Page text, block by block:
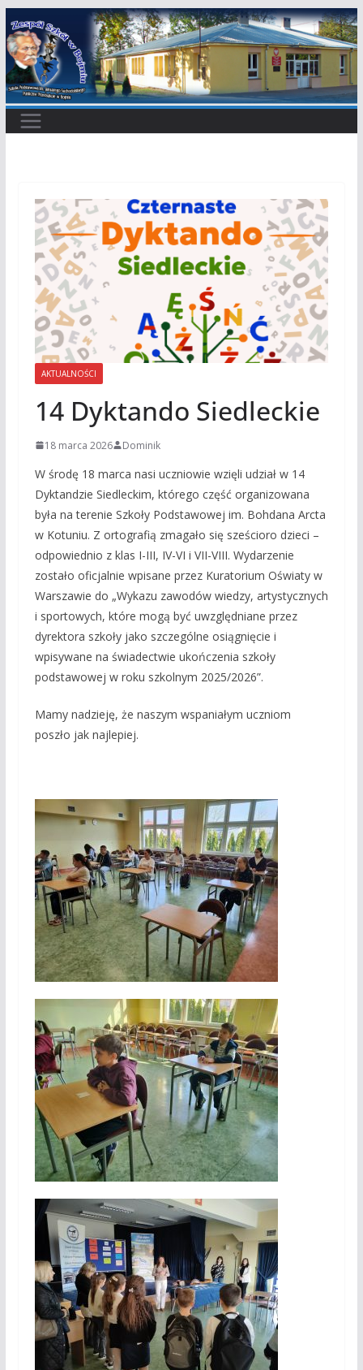
Przejdź
do
treści
AKTUALNOŚCI
14 Dyktando Siedleckie
18 marca 2026 Dominik
W środę 18 marca nasi uczniowie wzięli udział w 14
Dyktandzie Siedleckim, którego część organizowana
była na terenie Szkoły Podstawowej im. Bohdana Arcta
w Kotuniu. Z ortografią zmagało się sześcioro dzieci –
odpowiednio z klas I-III, IV-VI i VII-VIII. Wydarzenie
zostało oficjalnie wpisane przez Kuratorium Oświaty w
Warszawie do „Wykazu zawodów wiedzy, artystycznych
i sportowych, które mogą być uwzględniane przez
dyrektora szkoły jako szczególne osiągnięcie i
wpisywane na świadectwie ukończenia szkoły
podstawowej w roku szkolnym 2025/2026”.
Mamy nadzieję, że naszym wspaniałym uczniom
poszło jak najlepiej.